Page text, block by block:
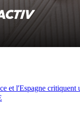
et l'Espagne critiquent